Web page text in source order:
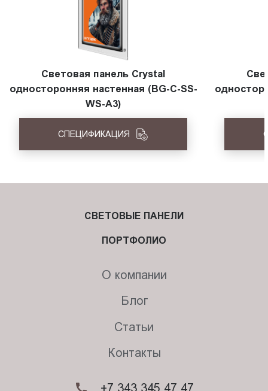
Световая панель Crystal
односторонняя настенная (BG-C-SS-
WS-A3)
СПЕЦИФИКАЦИЯ
СВЕТОВЫЕ ПАНЕЛИ
ПОРТФОЛИО
О компании
Блог
Статьи
Контакты
+7 343 345 47 47